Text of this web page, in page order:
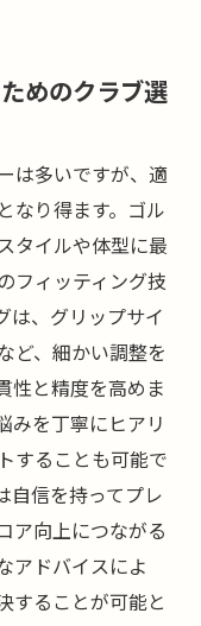
めのクラブ選
は多いですが、適
なり得ます。ゴル
タイルや体型に最
フィッティング技
は、グリップサイ
ど、細かい調整を
性と精度を高めま
みを丁寧にヒアリ
することも可能で
自信を持ってプレ
ア向上につながる
アドバイスによ
することが可能と